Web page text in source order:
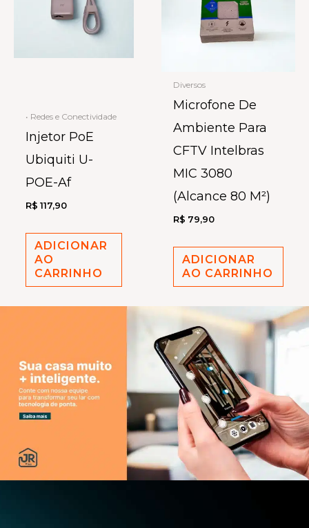
• Redes e Conectividade
Injetor PoE
Ubiquiti U-
POE-Af
R$ 117,90
ADICIONAR
AO
CARRINHO
Diversos
Microfone De
Ambiente Para
CFTV Intelbras
MIC 3080
(Alcance 80 M²)
R$ 79,90
ADICIONAR
AO CARRINHO